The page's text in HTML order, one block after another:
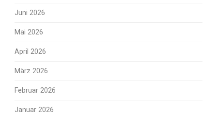
Juni 2026
Mai 2026
April 2026
März 2026
Februar 2026
Januar 2026